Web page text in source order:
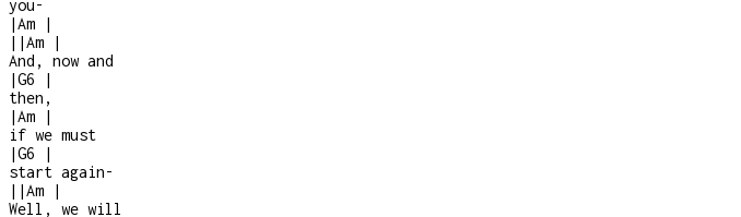
you-
|Am
|
| |Am
|
And, now and
|G6
|
then,
|Am
|
if we must
|G6
|
start again-
| |Am
|
Well, we will